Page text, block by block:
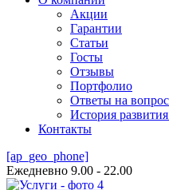
Акции
Гарантии
Статьи
Госты
Отзывы
Портфолио
Ответы на
История
Контакты
[ap_geo_phone]
Ежедневно 9.00 - 22.00